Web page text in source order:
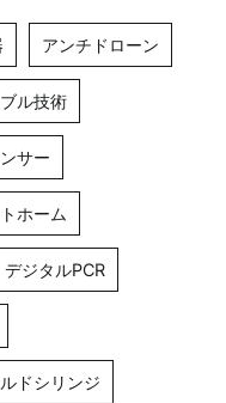
アンチドローン
ル技術
サー
ホーム
デジタルPCR
ドシリンジ